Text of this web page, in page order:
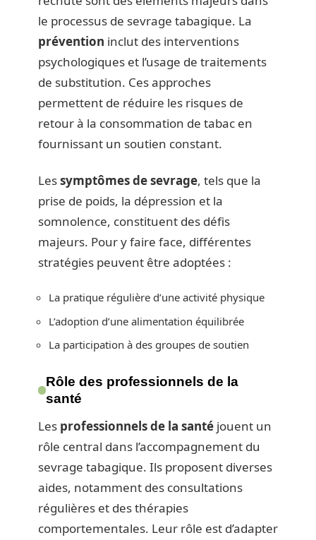
le processus de sevrage tabagique. La
prévention inclut des interventions
psychologiques et l’usage de traitements
de substitution. Ces approches
permettent de réduire les risques de
retour à la consommation de tabac en
fournissant un soutien constant.
Lessymptômes de sevrage, tels que la
prise de poids, la dépression et la
somnolence, constituent des défis
majeurs. Pour y faire face, différentes
stratégies peuvent être adoptées :
La pratique régulière d’une activité physique
L’adoption d’une alimentation équilibrée
La participation à des groupes de soutien
Rôle des professionnels de la
santé
Les professionnels de la santé jouent un
rôle central dans l’accompagnement du
sevrage tabagique. Ils proposent diverses
aides, notamment des consultations
régulières et des thérapies
comportementales. Leur rôle est d’adapter